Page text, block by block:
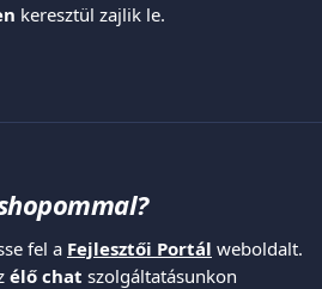
keresztül zajlik le.
fel a Fejlesztői Portál weboldalt.
élő chat szolgáltatásunkon